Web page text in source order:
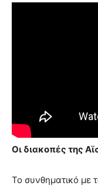
Οι διακοπές της
Το συνθηματικό με